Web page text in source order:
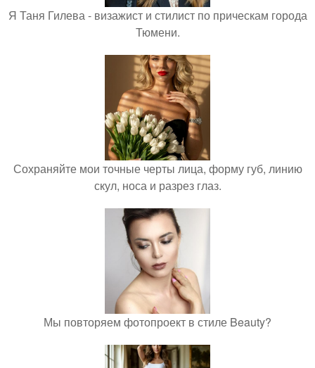
Я Таня Гилева - визажист и стилист по прическам города
Тюмени.
Сохраняйте мои точные черты лица, форму губ, линию
скул, носа и разрез глаз.
Мы повторяем фотопроект в стиле Beauty?